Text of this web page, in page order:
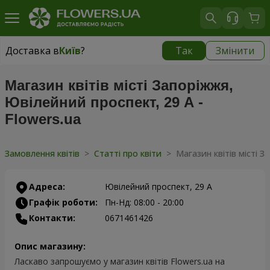
Доставка вКиїв? Так Змінити
Доставка вКиїв
Магазин квітів місті Запоріжжя,
Ювілейний проспект, 29 А -
Flowers.ua
Замовлення квітів > Статті про квіти > Магазин квітів
Адреса:
Ювілейний проспект, 29 А
Графік роботи:
Пн-Нд: 08:00 - 20:00
Контакти:
0671461426
Опис магазину:
Ласкаво запрошуємо у магазин квітів Flowers.ua на